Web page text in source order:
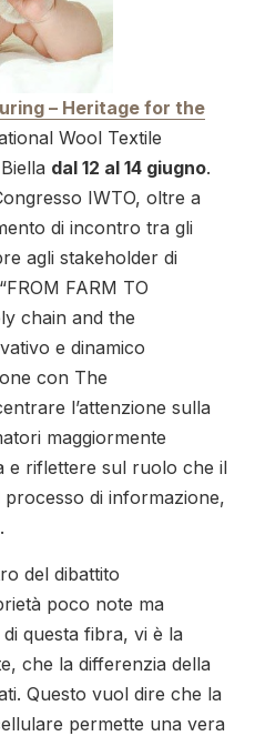
– Heritage for the
Wool Textile
dal 12 al 14 giugno.
IWTO, oltre a
di incontro tra gli
agli stakeholder di
FARM TO
chain and the
e dinamico
con The
l’attenzione sulla
maggiormente
e riflettere sul ruolo che il
di informazione,
del dibattito
poco note ma
questa fibra, vi è la
che la differenzia della
Questo vuol dire che la
permette una vera